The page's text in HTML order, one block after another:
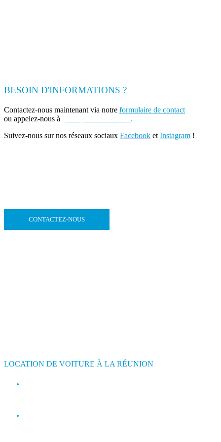
BESOIN D'INFORMATIONS ?
Contactez-nous maintenant via notre formulaire de contact
ou appelez-nous à
.
Suivez-nous sur nos réseaux sociaux Facebook et Instagram !
CONTACTEZ-NOUS
LOCATION DE VOITURE À LA RÉUNION
0693 39 80 30